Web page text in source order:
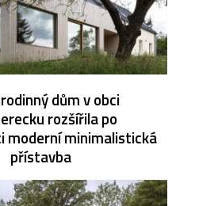
dům v obci
rozšířila po
moderní minimalistická
přístavba